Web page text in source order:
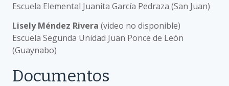
Escuela Elemental Juanita García Pedraza (San Juan)
Lisely Méndez Rivera (video no disponible)
Escuela Segunda Unidad Juan Ponce de León
(Guaynabo)
Documentos